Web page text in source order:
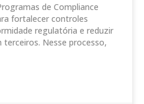
de Compliance
fortalecer controles
regulatória e reduzir
terceiros. Nesse processo,